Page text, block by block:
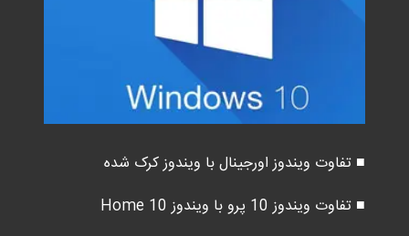
■ تفاوت ویندوز اورجینال با ویندوز کرک شده
■ تفاوت ویندوز 10 پرو با ویندوز 10 Home